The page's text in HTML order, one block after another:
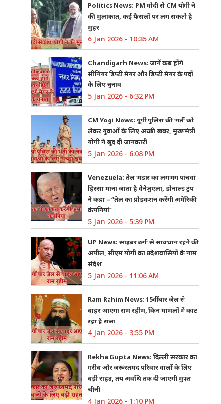
Politics News: PM मोदी से CM योगी ने
की मुलाकात, कई फैसलों पर लग सकती है
मुहर
6 Jan 2026 - 10:35 AM
Chandigarh News: जानें कब होंगे
सीनियर डिप्टी मेयर और डिप्टी मेयर के पदों
के लिए चुनाव
5 Jan 2026 - 6:32 PM
CM Yogi News: यूपी पुलिस की भर्ती को
लेकर युवाओं के लिए अच्छी खबर, मुख्यमंत्री
योगी ने खुद दी जानकारी
5 Jan 2026 - 6:08 PM
Venezuela: तेल भंडार का लगभग पांचवां
हिस्सा माना जाता है वेनेजुएला, डोनाल्ड ट्रंप
ने कहा – “तेल का प्रोडक्शन करेंगी अमेरिकी
कंपनियां”
5 Jan 2026 - 5:39 PM
UP News: साइबर ठगी से सावधान रहने की
अपील, सीएम योगी का प्रदेशवासियों के नाम
संदेश
5 Jan 2026 - 11:06 AM
Ram Rahim News: 15वीं बार जेल से
बाहर आएगा राम रहीम, किन मामलों में काट
रहा है सजा
4 Jan 2026 - 3:55 PM
Rekha Gupta News: दिल्ली सरकार का
गरीब और जरूरतमंद परिवार वालों के लिए
बड़ी राहत, तय अवधि तक दी जाएगी मुफ्त
चीनी
4 Jan 2026 - 1:10 PM